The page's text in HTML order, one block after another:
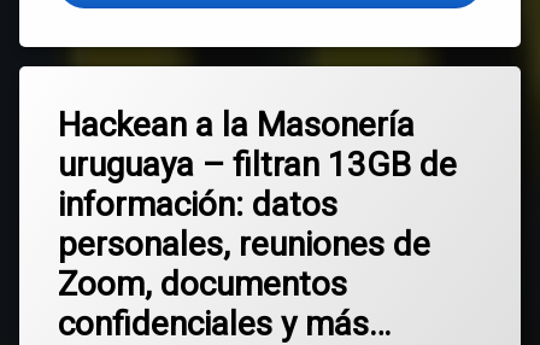
Hackean a la Masonería
uruguaya – filtran 13GB de
información: datos
personales, reuniones de
Zoom, documentos
confidenciales y más…
ciberseguridad
Masonería
MIEM
Uruguay
un
comentario
en
Hackean
a
la
Masonería
uruguaya
–
13GB